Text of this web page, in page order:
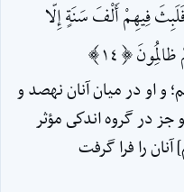
فِيهِمْ أَلْفَ سَنَةٍ إِلّا
[14]
و او در ميان آنان نهصد و
جز در گروه اندكى مؤثر
را فرا گرفت